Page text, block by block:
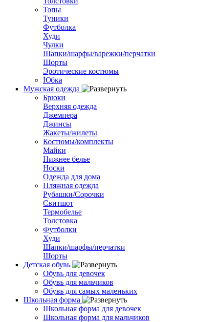
Топы
Туники
Футболка
Худи
Чулки
Шапки/шарфы/варежки/перчатки
Шорты
Эротические костюмы
Юбка
Мужская одежда
Брюки
Верхняя одежда
Джемпера
Джинсы
Жакеты/жилеты
Костюмы/комплекты
Майки
Нижнее белье
Носки
Одежда для дома
Пляжная одежда
Рубашки/Сорочки
Свитшот
Термобелье
Толстовка
Футболки
Худи
Шапки/шарфы/перчатки
Шорты
Детская обувь
Обувь для девочек
Обувь для мальчиков
Обувь для самых маленьких
Школьная форма
Школьная форма для девочек
Школьная форма для мальчиков